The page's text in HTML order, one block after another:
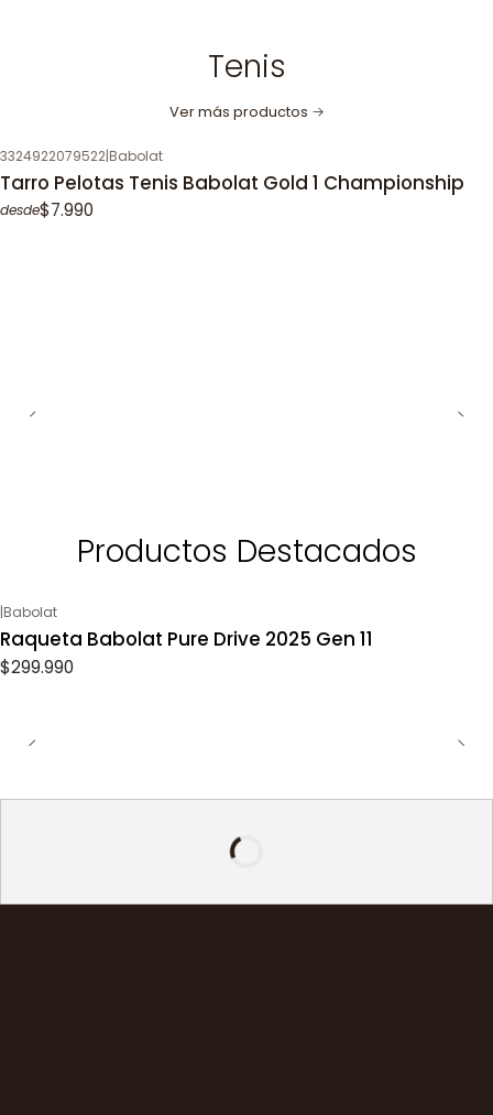
Tenis
Ver más productos
3324922079522|Babolat
Tarro Pelotas Tenis Babolat Gold 1 Championship
desde$7.990
Productos Destacados
|Babolat
Raqueta Babolat Pure Drive 2025 Gen 11
$299.990